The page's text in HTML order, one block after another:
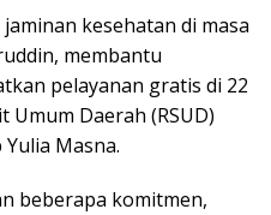
kesehatan di masa
membantu
pelayanan gratis di 22
Umum Daerah (RSUD)
Yulia Masna.
beberapa komitmen,